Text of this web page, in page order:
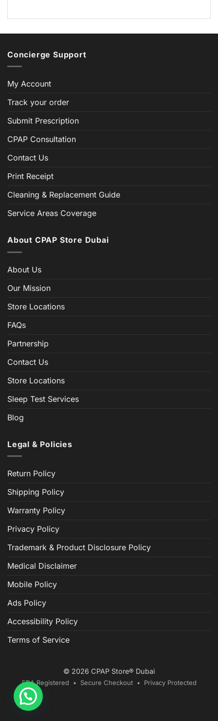
Concierge Support
My Account
Track your order
Submit Prescription
CPAP Consultation
Contact Us
Print Receipt
Cleaning & Replacement Guide
Service Areas Coverage
About CPAP Store Dubai
About Us
Our Mission
Store Locations
FAQs
Partnership
Contact Us
Store Locations
Sleep Test Services
Blog
Legal & Policies
Return Policy
Shipping Policy
Warranty Policy
Privacy Policy
Trademark & Product Disclosure Policy
Medical Disclaimer
Mobile Policy
Ads Policy
Accessibility Policy
Terms of Service
© 2026 CPAP Store® Dubai
FDA Registered • Secure Checkout • Privacy Protected